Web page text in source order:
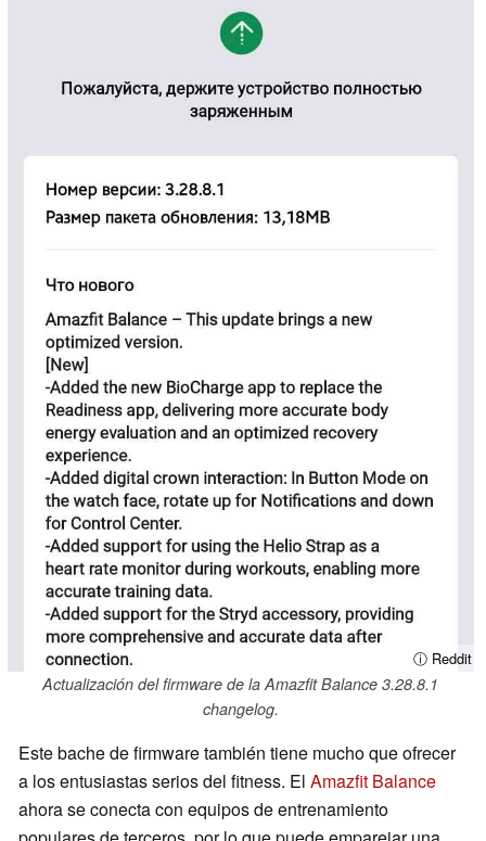
ⓘ Reddit
Actualización del firmware de la Amazfit Balance 3.28.8.1
changelog.
Este bache de firmware también tiene mucho que ofrecer
a los entusiastas serios del fitness. El Amazfit Balance
ahora se conecta con equipos de entrenamiento